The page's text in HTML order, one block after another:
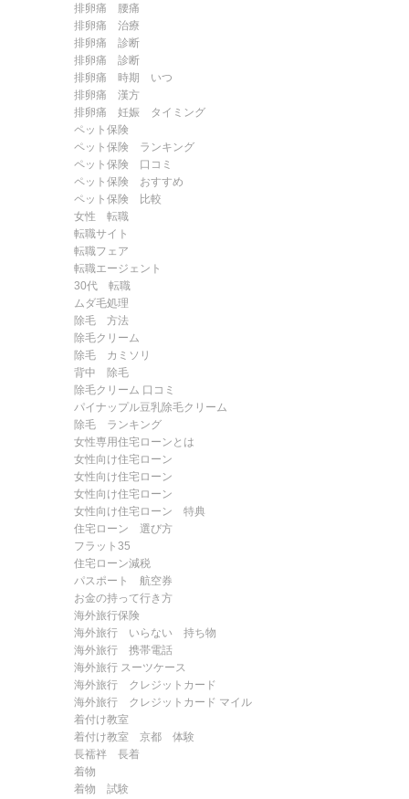
排卵痛 腰痛
排卵痛 治療
排卵痛 診断
排卵痛 診断
排卵痛 時期 いつ
排卵痛 漢方
排卵痛 妊娠 タイミング
ペット保険
ペット保険 ランキング
ペット保険 口コミ
ペット保険 おすすめ
ペット保険 比較
女性 転職
転職サイト
転職フェア
転職エージェント
30代 転職
ムダ毛処理
除毛 方法
除毛クリーム
除毛 カミソリ
背中 除毛
除毛クリーム 口コミ
パイナップル豆乳除毛クリーム
除毛 ランキング
女性専用住宅ローンとは
女性向け住宅ローン
女性向け住宅ローン
女性向け住宅ローン
女性向け住宅ローン 特典
住宅ローン 選び方
フラット35
住宅ローン減税
パスポート 航空券
お金の持って行き方
海外旅行保険
海外旅行 いらない 持ち物
海外旅行 携帯電話
海外旅行 スーツケース
海外旅行 クレジットカード
海外旅行 クレジットカード マイル
着付け教室
着付け教室 京都 体験
長襦袢 長着
着物
着物 試験